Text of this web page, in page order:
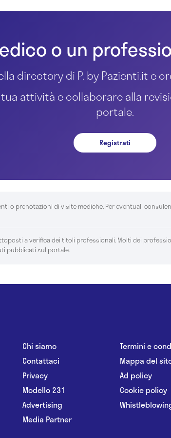
o un
directory di P. by Pazienti.it e
attività e collaborare alla
portale.
Registrati
o prenotazioni di visite mediche. Per eventuali
a verifica dei titoli professionali. Molti dei
pubblicati sul portale.
Chi siamo
Contattaci
Privacy
Modello 231
Advertising
Media Partner
Termini e
Mappa del
Ad policy
Cookie policy